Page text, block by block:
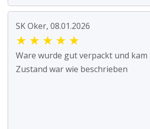
SK Oker, 08.01.2026
★ ★ ★ ★ ★
Ware wurde gut verpackt und
Zustand war wie beschrieben